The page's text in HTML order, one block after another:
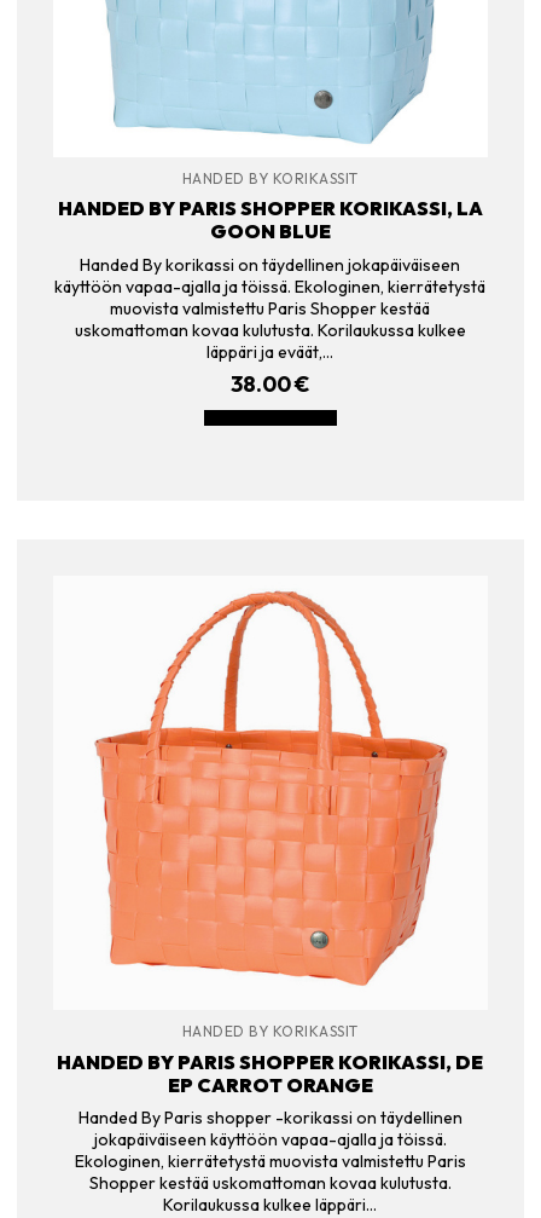
HANDED BY KORIKASSIT
HANDED BY PARIS SHOPPER KORIKASSI, LA
GOON BLUE
Handed By korikassi on täydellinen jokapäiväiseen
käyttöön vapaa-ajalla ja töissä. Ekologinen, kierrätetystä
muovista valmistettu Paris Shopper kestää
uskomattoman kovaa kulutusta. Korilaukussa kulkee
läppäri ja eväät,…
38.00€
HANDED BY KORIKASSIT
HANDED BY PARIS SHOPPER KORIKASSI, DE
EP CARROT ORANGE
Handed By Paris shopper -korikassi on täydellinen
jokapäiväiseen käyttöön vapaa-ajalla ja töissä.
Ekologinen, kierrätetystä muovista valmistettu Paris
Shopper kestää uskomattoman kovaa kulutusta.
Korilaukussa kulkee läppäri…